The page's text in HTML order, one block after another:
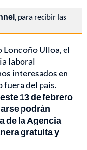
, para recibir las
Londoño Ulloa, el
laboral
interesados en
fuera del país.
13 de febrero
podrán
de la Agencia
gratuita y